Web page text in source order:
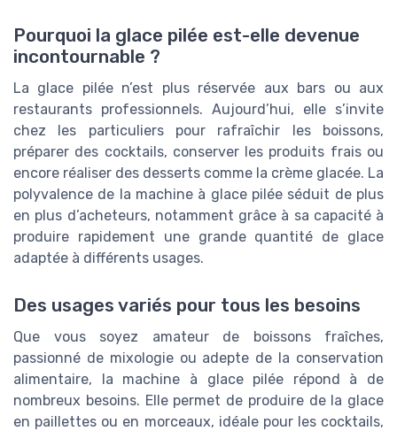
Pourquoi la glace pilée est-elle devenue
incontournable ?
La glace pilée n’est plus réservée aux bars ou aux
restaurants professionnels. Aujourd’hui, elle s’invite
chez les particuliers pour rafraîchir les boissons,
préparer des cocktails, conserver les produits frais ou
encore réaliser des desserts comme la crème glacée. La
polyvalence de la machine à glace pilée séduit de plus
en plus d’acheteurs, notamment grâce à sa capacité à
produire rapidement une grande quantité de glace
adaptée à différents usages.
Des usages variés pour tous les besoins
Que vous soyez amateur de boissons fraîches,
passionné de mixologie ou adepte de la conservation
alimentaire, la machine à glace pilée répond à de
nombreux besoins. Elle permet de produire de la glace
en paillettes ou en morceaux, idéale pour les cocktails,